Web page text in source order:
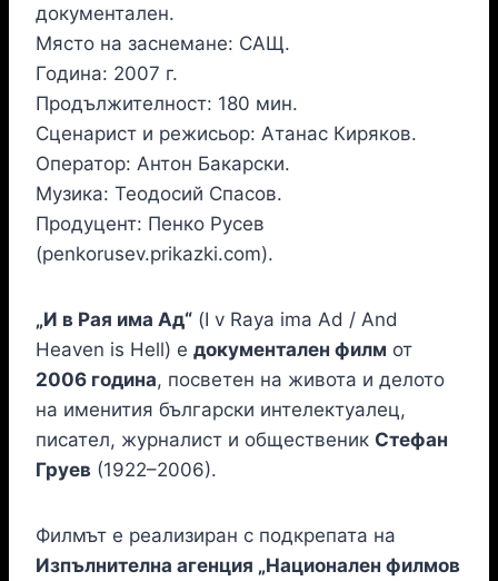
документален.
Място на заснемане: САЩ.
Година: 2007 г.
Продължителност: 180 мин.
Сценарист и режисьор: Атанас Киряков.
Оператор: Антон Бакарски.
Музика: Теодосий Спасов.
Продуцент: Пенко Русев
(penkorusev.prikazki.com).
„И в Рая има Ад“ (I v Raya ima Ad / And
Heaven is Hell) е документален филм от
2006 година, посветен на живота и делото
на именития български интелектуалец,
писател, журналист и общественик Стефан
Груев (1922–2006).
Филмът е реализиран с подкрепата на
Изпълнителна агенция „Национален филмов